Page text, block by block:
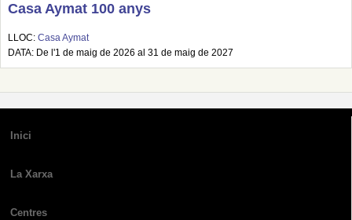
Casa Aymat 100 anys
LLOC: Casa Aymat
DATA: De l'1 de maig de 2026 al 31 de maig de 2027
Inici
La Xarxa
Centres